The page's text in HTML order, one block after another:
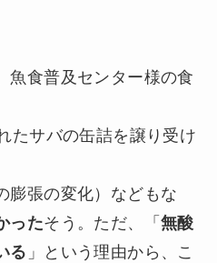
魚食普及センター様の食
たサバの缶詰を譲り受け
膨張の変化）などもな
ったそう。ただ、「 無酸
る 」という理由から、こ